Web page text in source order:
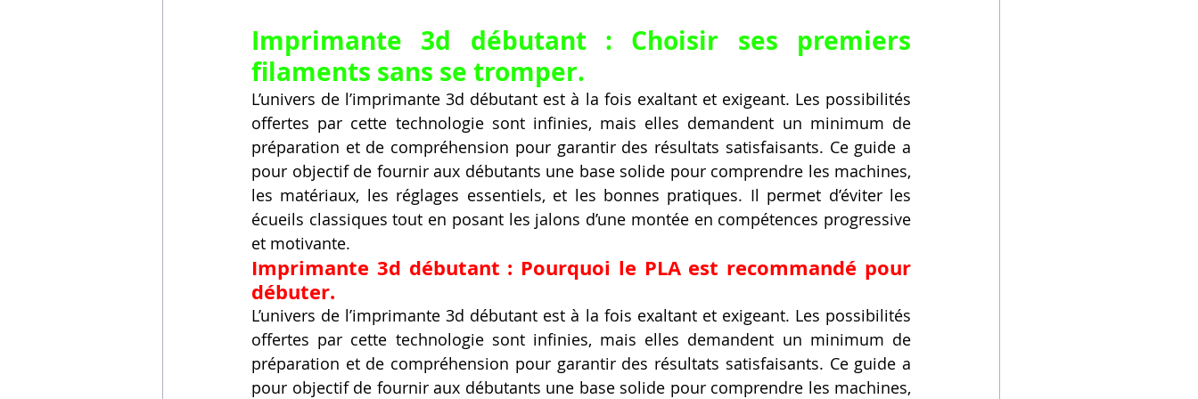
Imprimante 3d débutant : Choisir ses premiers
filaments sans se tromper.
L’univers de l’imprimante 3d débutant est à la fois exaltant et exigeant. Les possibilités
offertes par cette technologie sont infinies, mais elles demandent un minimum de
préparation et de compréhension pour garantir des résultats satisfaisants. Ce guide a
pour objectif de fournir aux débutants une base solide pour comprendre les machines,
les matériaux, les réglages essentiels, et les bonnes pratiques. Il permet d’éviter les
écueils classiques tout en posant les jalons d’une montée en compétences progressive
et motivante.
Imprimante 3d débutant : Pourquoi le PLA est recommandé pour
débuter.
L’univers de l’imprimante 3d débutant est à la fois exaltant et exigeant. Les possibilités
offertes par cette technologie sont infinies, mais elles demandent un minimum de
préparation et de compréhension pour garantir des résultats satisfaisants. Ce guide a
pour objectif de fournir aux débutants une base solide pour comprendre les machines,